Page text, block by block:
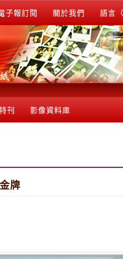
子報訂閱 關於我們 語言
刊 影像資料庫
牌